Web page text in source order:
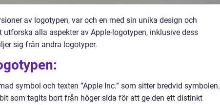
av logotypen, var och en med sin unika design och
alla aspekter av Apple-logotypen, inklusive dess
sig från andra logotyper.
symbol och texten ”Apple Inc.” som sitter bredvid symbolen.
som tagits bort från höger sida för att ge den ett distinkt